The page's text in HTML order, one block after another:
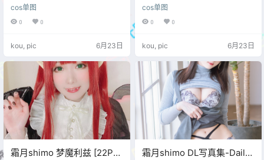
cos单图
0 0
kou, pic 6月23日
cos单图
0 0
kou, pic 6月23日
霜月shimo 梦魔利兹 [22P-
霜月shimo DL写真集-Daily